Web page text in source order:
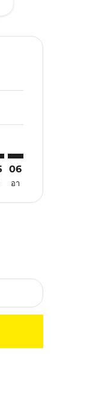
นอ
ข้อเสนอ
ค้นหาข้อเสนอ
ค้นหาข้อเสนอ
ค้นหาข้อเสนอ
disclaimer. ค้นหาข้อเ
06
อา